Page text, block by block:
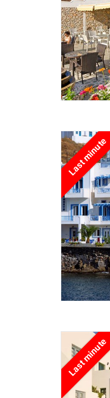
Last minute
Last minute